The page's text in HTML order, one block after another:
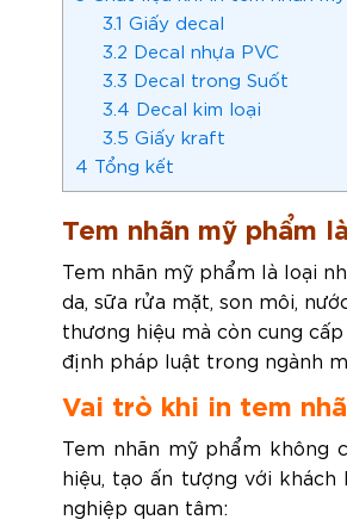
3.1 Giấy decal
3.2 Decal nhựa PVC
3.3 Decal trong Suốt
3.4 Decal kim loại
3.5 Giấy kraft
4 Tổng kết
Tem nhãn mỹ phẩm
Tem nhãn mỹ phẩm là loại
da, sữa rửa mặt, son môi,
thương hiệu mà còn cung
định pháp luật trong ngành
Vai trò khi in tem
Tem nhãn mỹ phẩm không
hiệu, tạo ấn tượng với
nghiệp quan tâm: